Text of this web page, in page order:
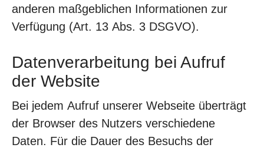
anderen maßgeblichen Informationen zur
Verfügung (Art. 13 Abs. 3 DSGVO).
Datenverarbeitung bei Aufruf
der Website
Bei jedem Aufruf unserer Webseite überträgt
der Browser des Nutzers verschiedene
Daten. Für die Dauer des Besuchs der